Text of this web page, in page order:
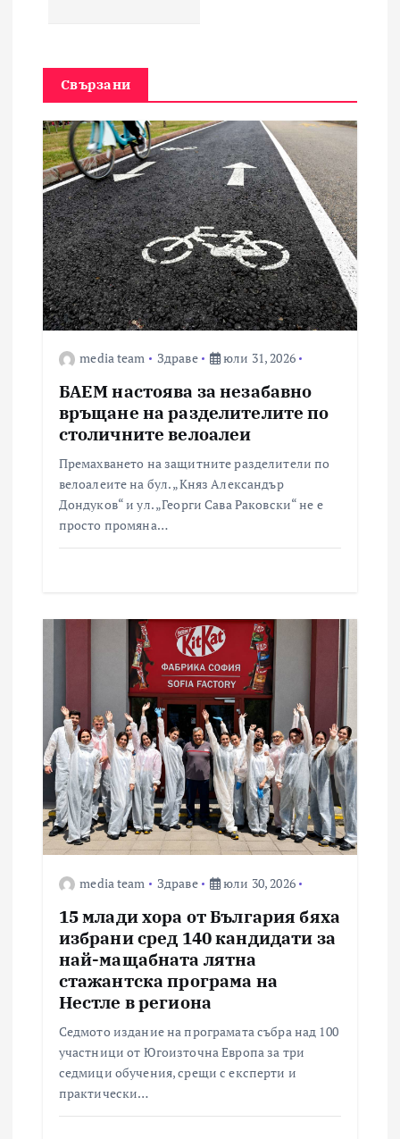
Свързани
media team Здраве юли 31, 2026
БАЕМ настоява за незабавно
връщане на разделителите по
столичните велоалеи
Премахването на защитните разделители по
велоалеите на бул. „Княз Александър
Дондуков“ и ул. „Георги Сава Раковски“ не е
просто промяна…
media team Здраве юли 30, 2026
15 млади хора от България бяха
избрани сред 140 кандидати за
най-мащабната лятна
стажантска програма на
Нестле в региона
Седмото издание на програмата събра над 100
участници от Югоизточна Европа за три
седмици обучения, срещи с експерти и
практически…